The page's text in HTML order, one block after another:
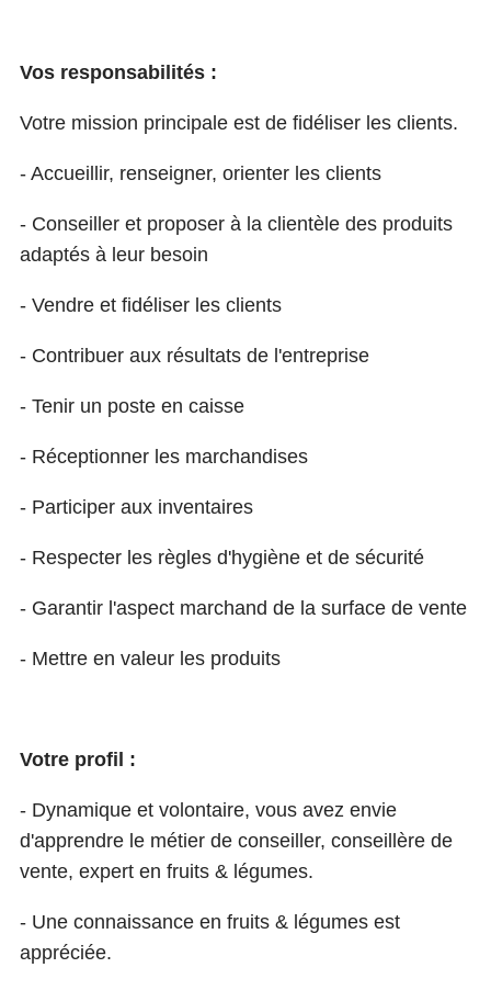
Vos responsabilités :
Votre mission principale est de fidéliser les clients.
- Accueillir, renseigner, orienter les clients
- Conseiller et proposer à la clientèle des produits
adaptés à leur besoin
- Vendre et fidéliser les clients
- Contribuer aux résultats de l'entreprise
- Tenir un poste en caisse
- Réceptionner les marchandises
- Participer aux inventaires
- Respecter les règles d'hygiène et de sécurité
- Garantir l'aspect marchand de la surface de vente
- Mettre en valeur les produits
Votre profil :
- Dynamique et volontaire, vous avez envie
d'apprendre le métier de conseiller, conseillère de
vente, expert en fruits & légumes.
- Une connaissance en fruits & légumes est
appréciée.